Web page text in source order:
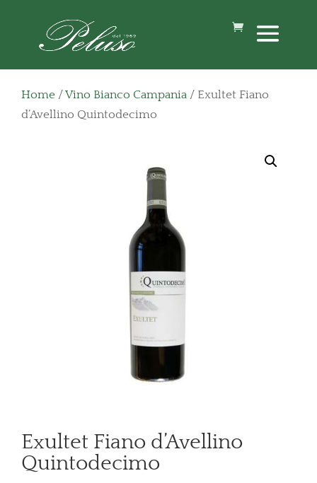
Home /Vino Bianco Campania / Exultet Fiano
d’Avellino Quintodecimo
Exultet Fiano d’Avellino
Quintodecimo